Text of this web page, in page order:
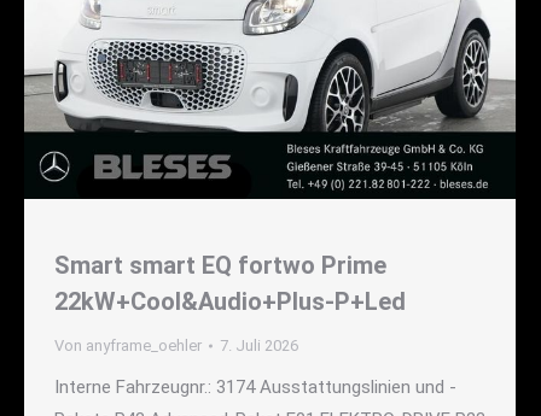
Smart smart EQ fortwo Prime
22kW+Cool&Audio+Plus-P+Led
Von anyframe_oehler 7. Juli 2026
Interne Fahrzeugnr.: 3174 Ausstattungslinien und -